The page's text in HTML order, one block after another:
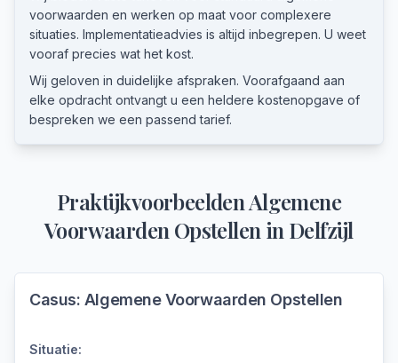
voorwaarden en werken op maat voor complexere
situaties. Implementatieadvies is altijd inbegrepen. U weet
vooraf precies wat het kost.
Wij geloven in duidelijke afspraken. Voorafgaand aan
elke opdracht ontvangt u een heldere kostenopgave of
bespreken we een passend tarief.
PraktijkvoorbeeldenAlgemene
Voorwaarden Opstellen in Delfzijl
Casus: Algemene Voorwaarden Opstellen
Situatie: